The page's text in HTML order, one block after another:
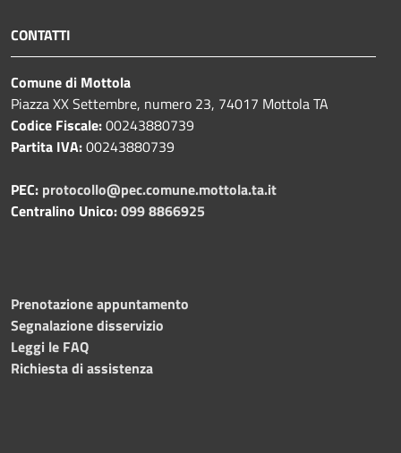
CONTATTI
Comune di Mottola
Piazza XX Settembre, numero 23, 74017 Mottola TA
Codice Fiscale:00243880739
Partita IVA:00243880739
PEC: protocollo@pec.comune.mottola.ta.it
Centralino Unico:099 8866925
Prenotazione appuntamento
Segnalazione disservizio
Leggi le FAQ
Richiesta di assistenza